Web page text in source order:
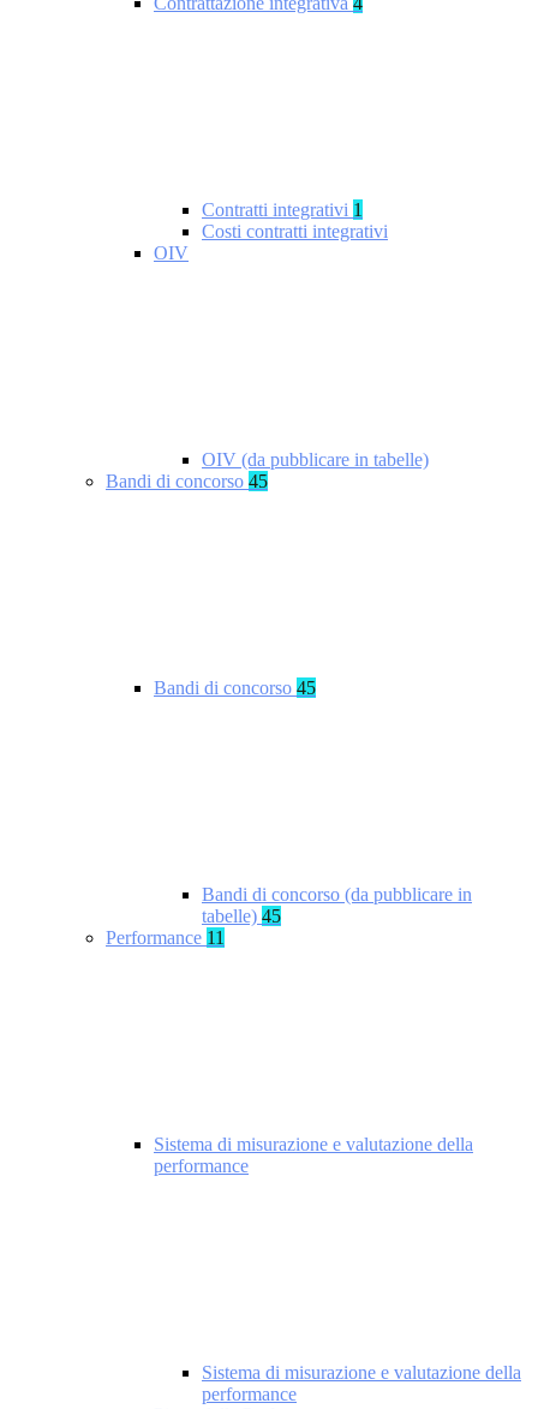
Contratti integrativi 1
Costi contratti integrativi
OIV
OIV (da pubblicare in tabelle)
Bandi di concorso 45
Bandi di concorso 45
Bandi di concorso (da pubblicare in
tabelle) 45
Performance 11
Sistema di misurazione e valutazione della
performance
Sistema di misurazione e valutazione della
performance